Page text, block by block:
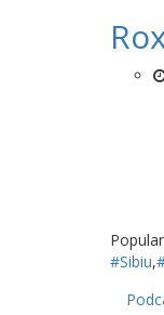
#Sibiu,